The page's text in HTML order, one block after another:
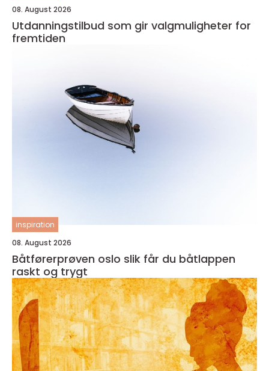
08. August 2026
Utdanningstilbud som gir valgmuligheter for
fremtiden
inspiration
08. August 2026
Båtførerprøven oslo slik får du båtlappen
raskt og trygt